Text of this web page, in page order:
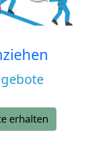
erhalten